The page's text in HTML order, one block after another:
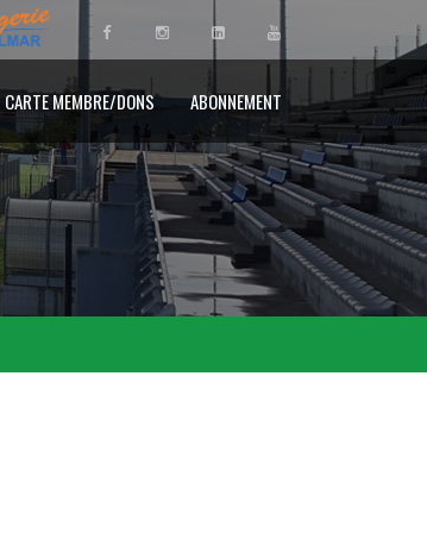
CARTE MEMBRE/DONS ABONNEMENT